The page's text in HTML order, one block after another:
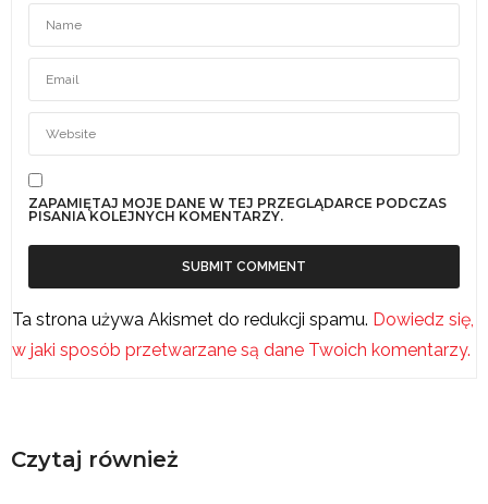
ZAPAMIĘTAJ MOJE DANE W TEJ PRZEGLĄDARCE PODCZAS
PISANIA KOLEJNYCH KOMENTARZY.
Ta strona używa Akismet do redukcji spamu. Dowiedz się,
w jaki sposób przetwarzane są dane Twoich komentarzy.
Czytaj również